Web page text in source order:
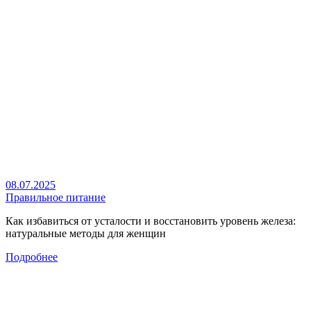
08.07.2025
Правильное питание
Как избавиться от усталости и восстановить уровень железа:
натуральные методы для женщин
Подробнее